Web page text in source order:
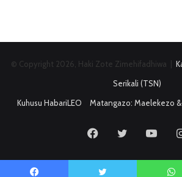
© Copyright 2026, Haki Zote Zimehifadhiwa |
Serikali (TSN)
Kuhusu HabariLEO
Matangazo: Maelekezo
FacebookTwitter